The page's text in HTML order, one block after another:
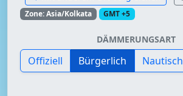
Zone: Asia/Kolkata GMT +5
DÄMMERUNGSART
Offiziell Bürgerlich Nautisch